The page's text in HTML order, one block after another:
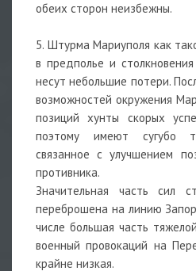
обеих сторон неизбежны.
5. Штурма Мариуполя как
в предполье и
несут небольшие потери.
возможностей окружения
позиций хунты скорых
поэтому имеют сугубо
связанное с улучшением
противника.
Значительная часть сил
переброшена на линию
числе большая часть
военный провокаций на
крайне низкая.